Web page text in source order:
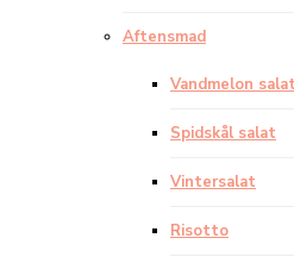
Aftensmad
Vandmelon
Spidskål salat
Vintersalat
Risotto